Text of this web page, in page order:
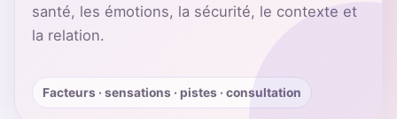
santé, les émotions, la sécurité, le contexte et
la relation.
Facteurs · sensations · pistes · consultation